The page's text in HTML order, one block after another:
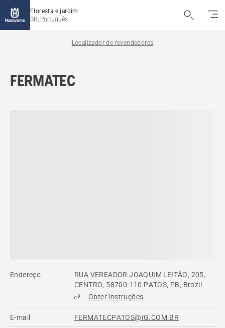
Floresta e jardim
BR, Português
Localizador de revendedores
FERMATEC
Endereço
RUA VEREADOR JOAQUIM LEITÃO, 205,
CENTRO, 58700-110 PATOS, PB, Brazil
Obter instruções
E-mail FERMATECPATOS@IG.COM.BR